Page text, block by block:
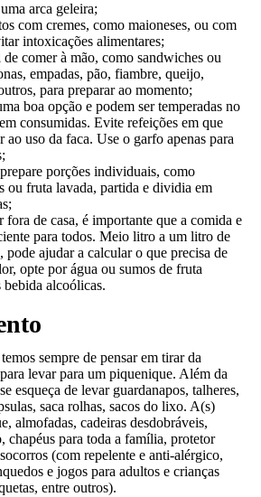
arca geleira;
com cremes, como maioneses, ou com
intoxicações alimentares;
comer à mão, como sandwiches ou
empadas, pão, fiambre, queijo,
para preparar ao momento;
boa opção e podem ser temperadas no
consumidas. Evite refeições em que
ao uso da faca. Use o garfo apenas para
porções individuais, como
ou fruta lavada, partida e dividia em
fora de casa, é importante que a comida e
para todos. Meio litro a um litro de
pode ajudar a calcular o que precisa de
opte por água ou sumos de fruta
bebida alcoólicas.
sempre de pensar em tirar da
levar para um piquenique. Além da
esqueça de levar guardanapos, talheres,
saca rolhas, sacos do lixo. A(s)
almofadas, cadeiras desdobráveis,
chapéus para toda a família, protetor
(com repelente e anti-alérgico,
e jogos para adultos e crianças
entre outros).